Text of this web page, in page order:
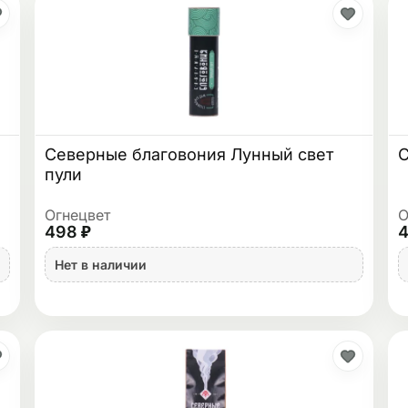
Северные благовония Лунный свет
пули
Огнецвет
498 ₽
Нет в наличии